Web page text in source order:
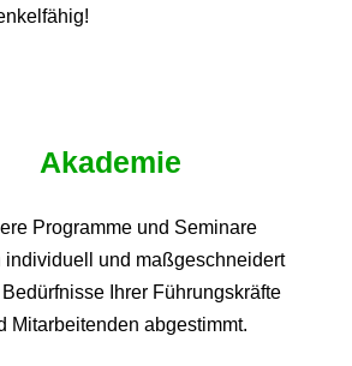
Akademie
Programme und Seminare
individuell und maßgeschneidert
Bedürfnisse Ihrer Führungskräfte
Mitarbeitenden abgestimmt.